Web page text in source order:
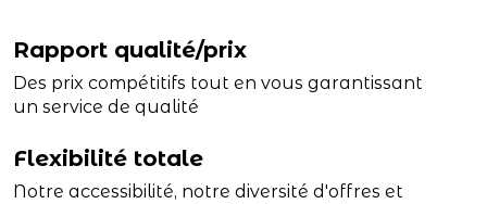
Rapport qualité/prix
Des prix compétitifs tout en vous garantissant
un service de qualité
Flexibilité totale
Notre accessibilité, notre diversité d'offres et